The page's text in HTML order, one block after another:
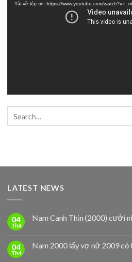
Tải về tệp tin: https://www.youtube.com/
LATEST NEWS
04
Th4
Nam Canh Thìn (2000) cưới
04
Th4
Nam 2000 lấy vợ nữ 2009 có